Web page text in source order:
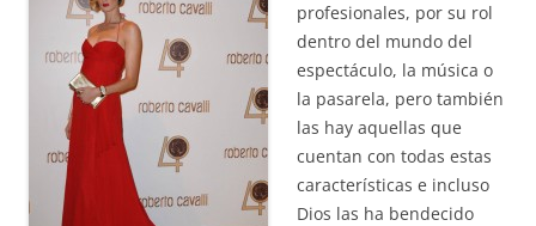
profesionales, por su rol
dentro del mundo del
espectáculo, la música o
la pasarela, pero también
las hay aquellas que
cuentan con todas estas
características e incluso
Dios las ha bendecido